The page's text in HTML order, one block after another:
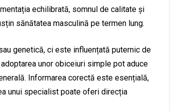
echilibrată, somnul de calitate și
sănătatea masculină pe termen lung.
genetică, ci este influențată puternic de
unor obiceiuri simple pot aduce
Informarea corectă este esențială,
unui specialist poate oferi direcția